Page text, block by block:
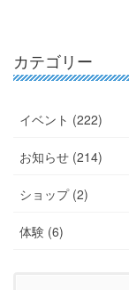
カテゴリー
イベント (222)
お知らせ (214)
ショップ (2)
体験 (6)